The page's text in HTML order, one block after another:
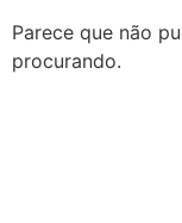
Parece que não
procurando.